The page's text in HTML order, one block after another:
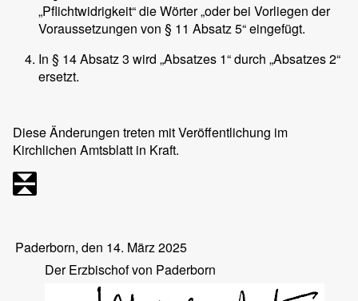
„Pflichtwidrigkeit“ die Wörter „oder bei Vorliegen der
Voraussetzungen von § 11 Absatz 5“ eingefügt.
In § 14 Absatz 3 wird „Absatzes 1“ durch „Absatzes 2“
ersetzt.
Diese Änderungen treten mit Veröffentlichung im
Kirchlichen Amtsblatt in Kraft.
Paderborn, den 14. März 2025
Der Erzbischof von Paderborn